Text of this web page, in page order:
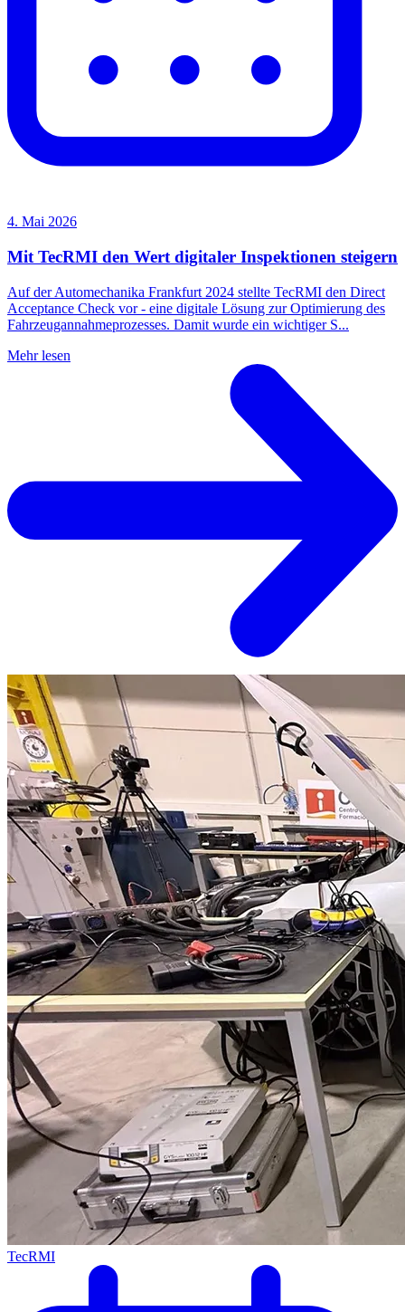
4. Mai 2026
Mit TecRMI den Wert digitaler Inspektionen steigern
Auf der Automechanika Frankfurt 2024 stellte TecRMI den Direct
Acceptance Check vor - eine digitale Lösung zur Optimierung des
Fahrzeugannahmeprozesses. Damit wurde ein wichtiger S...
Mehr lesen
TecRMI